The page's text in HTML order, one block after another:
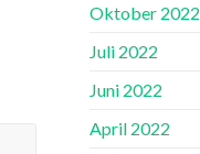
Oktober 2022
Juli 2022
Juni 2022
April 2022